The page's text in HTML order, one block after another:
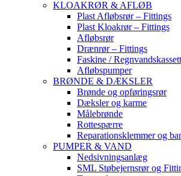
KLOAKRØR & AFLØB
Plast Afløbsrør – Fittings
Plast Kloakrør – Fittings
Afløbsrør
Drænrør – Fittings
Faskine /
Afløbspumper
BRØNDE & DÆKSLER
Brønde og opføringsrør
Dæksler og karme
Målebrønde
Rottespærre
Reparationsklemmer og
PUMPER & VAND
Nedsivningsanlæg
SML Støbejernsrør og